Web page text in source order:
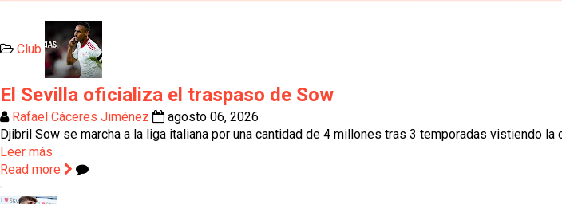
Club
El Sevilla oficializa el traspaso de Sow
Rafael Cáceres Jiménez
agosto 06, 2026
Djibril Sow se marcha a la liga italiana por una cantidad de 4 millones tras 3 temporadas vistiendo
Leer más
Read more